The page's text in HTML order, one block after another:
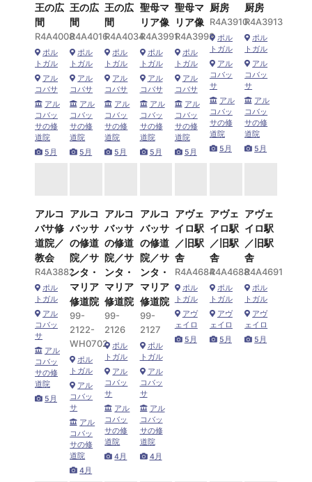
王の広
間
R4A4008
ポル
トガル
アル
コバサ
アル
コバッ
サの修
道院
5月
王の広
間
R4A4016
ポル
トガル
アル
コバサ
アル
コバッ
サの修
道院
5月
王の広
間
R4A4034
ポル
トガル
アル
コバサ
アル
コバッ
サの修
道院
5月
聖母マ
リア像
R4A3991
ポル
トガル
アル
コバサ
アル
コバッ
サの修
道院
5月
聖母マ
リア像
R4A3993
ポル
トガル
アル
コバサ
アル
コバッ
サの修
道院
5月
厨房
R4A3910
ポル
トガル
アル
コバッ
サ
アル
コバッ
サの修
道院
5月
厨房
R4A3913
ポル
トガル
アル
コバッ
サ
アル
コバッ
サの修
道院
5月
アルコ
バサ修
道院／
教会
R4A3882
ポル
トガル
アル
コバッ
サ
アル
コバッ
サの修
道院
5月
アルコ
バッサ
の修道
院／サ
ンタ・
マリア
修道院
99-
2122-
WH0702
ポル
トガル
アル
コバッ
サ
アル
コバッ
サの修
道院
4月
アルコ
バッサ
の修道
院／サ
ンタ・
マリア
修道院
99-
2126
ポル
トガル
アル
コバッ
サ
アル
コバッ
サの修
道院
4月
アルコ
バッサ
の修道
院／サ
ンタ・
マリア
修道院
99-
2127
ポル
トガル
アル
コバッ
サ
アル
コバッ
サの修
道院
4月
アヴェ
イロ駅
／旧駅
舎
R4A4684
ポル
トガル
アヴ
ェイロ
5月
アヴェ
イロ駅
／旧駅
舎
R4A4688
ポル
トガル
アヴ
ェイロ
5月
アヴェ
イロ駅
／旧駅
舎
R4A4691
ポル
トガル
アヴ
ェイロ
5月